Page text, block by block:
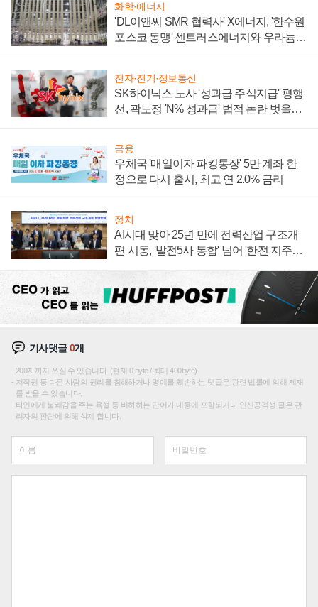
화학·에너지
'DL이앤씨 SMR 협력사' X에너지, '한수원
포스코 동맹' 센트러스에너지와 우라늄
전자·전기·정보통신
SK하이닉스 노사 '성과급 주식지급' 평행
선, 곽노정 'N% 성과급' 법적 논란 벗을지
금융
우체국 '매일이자 파킹통장' 5만 계좌 한
정으로 다시 출시, 최고 연 2.0% 금리
정치
AI시대 맞아 25년 만에 전력산업 구조개
편 시동, '발전5사 통합' 넘어 '한전 지주사'
기사댓글0개
200자까지 쓰실 수 있습니다. (현재 0 byte / 최대 400byte)
저작권 등 다른 사람의 권리를 침해하거나 명예를 훼손하는 댓글은 관련 법률에 의해 제재
를 받을 수 있습니다.
타인에게 불쾌감을 주는 욕설 등 비하하는 단어가 내용에 포함되거나 인신공격성 글은 관
리자의 판단에 의해 삭제 합니다.